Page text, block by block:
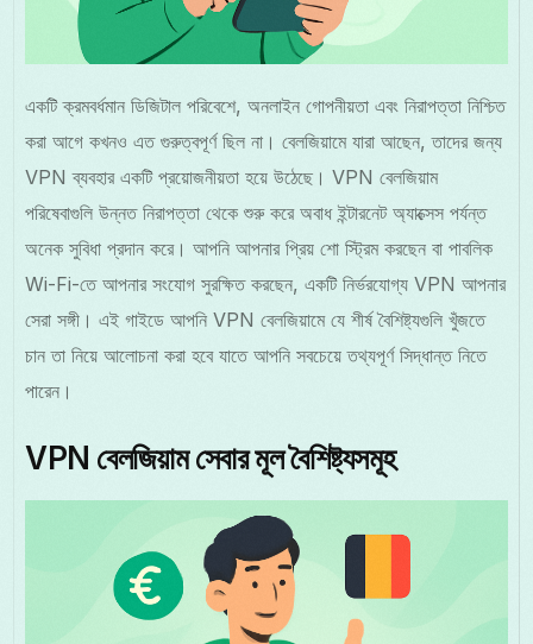
একটি ক্রমবর্ধমান ডিজিটাল পরিবেশে, অনলাইন গোপনীয়তা এবং নিরাপত্তা নিশ্চিত
করা আগে কখনও এত গুরুত্বপূর্ণ ছিল না। বেলজিয়ামে যারা আছেন, তাদের জন্য
VPN ব্যবহার একটি প্রয়োজনীয়তা হয়ে উঠেছে। VPN বেলজিয়াম
পরিষেবাগুলি উন্নত নিরাপত্তা থেকে শুরু করে অবাধ ইন্টারনেট অ্যাক্সেস পর্যন্ত
অনেক সুবিধা প্রদান করে। আপনি আপনার প্রিয় শো স্ট্রিম করছেন বা পাবলিক
Wi-Fi-তে আপনার সংযোগ সুরক্ষিত করছেন, একটি নির্ভরযোগ্য VPN আপনার
সেরা সঙ্গী। এই গাইডে আপনি VPN বেলজিয়ামে যে শীর্ষ বৈশিষ্ট্যগুলি খুঁজতে
চান তা নিয়ে আলোচনা করা হবে যাতে আপনি সবচেয়ে তথ্যপূর্ণ সিদ্ধান্ত নিতে
পারেন।
VPN বেলজিয়াম সেবার মূল বৈশিষ্ট্যসমূহ